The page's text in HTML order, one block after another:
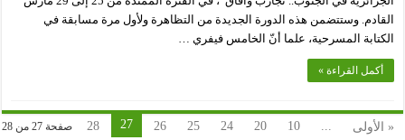
القادم. وستتضمن هذه الدورة الجديدة من التظاهرة ولأول مرة مسابقة في
الكتابة المسرحية، علما أنّ الخامس فيفري …
أكمل القراءة »
صفحة 27 من 28 « الأولى ...
10
20
24
25
26
27
28